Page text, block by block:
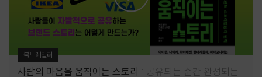
북트레일러
사람의 마음을 움직이는 스토리
공유되는 순간 완성되는